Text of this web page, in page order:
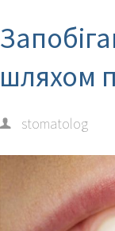
шляхом
stomatolog